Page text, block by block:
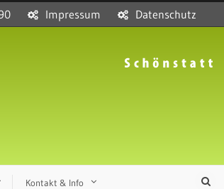
Impressum Datenschutz
Kontakt & Info